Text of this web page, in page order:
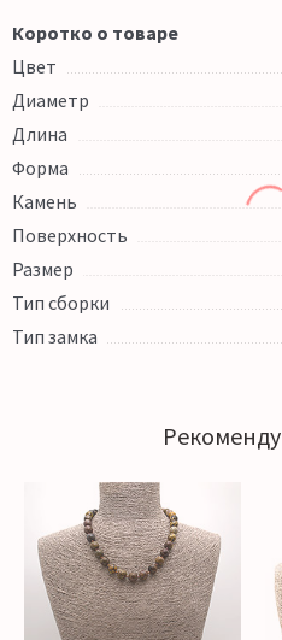
Коротко о товаре
Цвет
Диаметр
Длина
Форма
Камень
Поверхность
Размер
Тип сборки
Тип замка